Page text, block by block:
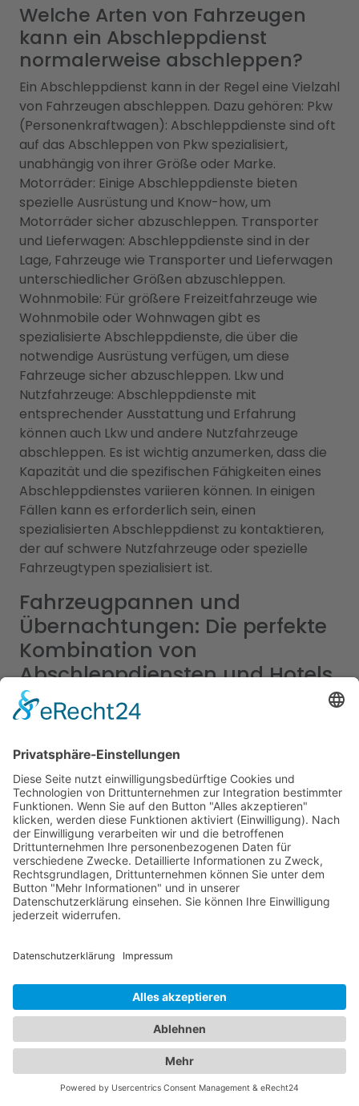
Welche Arten von Fahrzeugen
kann ein Abschleppdienst
normalerweise abschleppen?
Ein Abschleppdienst kann in der Regel eine Vielzahl
von Fahrzeugen abschleppen. Dazu gehören: Pkw
(Personenkraftwagen): Abschleppdienste sind oft
auf das Abschleppen von Pkw spezialisiert,
unabhängig von ihrer Größe oder Marke.
Motorräder: Einige Abschleppdienste bieten
spezielle Ausrüstung und Know-how, um
Motorräder sicher abzuschleppen. Transporter
und Lieferwagen: Abschleppdienste sind in der
Lage, Fahrzeuge wie Transporter und Lieferwagen
unterschiedlicher Größen abzuschleppen.
Wohnmobile: Für größere Freizeitfahrzeuge wie
Wohnmobile oder Wohnwagen gibt es
spezialisierte Abschleppdienste, die über die
notwendige Ausrüstung verfügen, um diese
Fahrzeuge sicher abzuschleppen. Lkw und
Nutzfahrzeuge: Abschleppdienste mit
entsprechender Ausstattung und Erfahrung
können auch Lkw und andere Nutzfahrzeuge
abschleppen. Es ist wichtig anzumerken, dass die
Kapazität und die spezifischen Fähigkeiten eines
Abschleppdienstes variieren können. In einigen
Fällen kann es erforderlich sein, einen
spezialisierten Abschleppdienst zu kontaktieren,
der auf schwere Nutzfahrzeuge oder spezielle
Fahrzeugtypen spezialisiert ist.
Fahrzeugpannen und
Übernachtungen: Die perfekte
Kombination von
Abschleppdiensten und Hotels
Unser umfangreiches Branchenportal bietet Ihnen
nicht nur alle Informationen zu zuverlässigen
Optionen für Ihren nächsten Hotelaufenthalt in
einemHotel Fladungen. Wir verstehen, dass
sowohl die Sicherheit Ihres Fahrzeugs als auch der
Komfort Ihrer Unterkunft von großer Bedeutung
sind. Entdecken Sie eine breite Auswahl an Hotels
in verschiedenen Preiskategorien und für
unterschiedliche Bedürfnisse. Von luxuriösen 5-
Sterne-Hotels bis hin zu gemütlichen Bed &
Breakfasts - in unserem Branchenportal finden Sie
Preisen und Verfügbarkeiten, um Ihre ideale
Ihnen umfassende Informationen über
zuverlässige Abschleppdienste in Ihrer Region.
Egal, ob Sie eine Panne haben, Ihr Fahrzeug
abgeschleppt werden muss oder Sie eine Bergung
benötigen - unsere Datenbank enthält
Kontaktdaten und Bewertungen von